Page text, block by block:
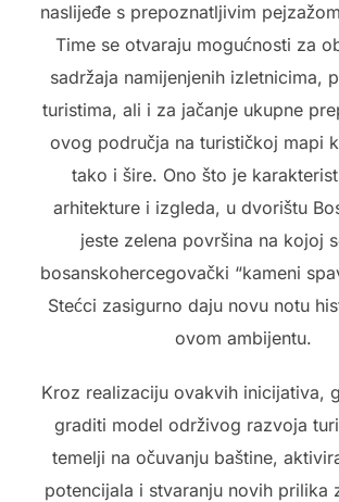
naslijeđe s prepoznatljivim
Time se otvaraju mogućnosti za
sadržaja namijenjenih izletnicima,
turistima, ali i za jačanje ukupne
ovog područja na turističkoj mapi
tako i šire. Ono što je
arhitekture i izgleda, u dvorištu
jeste zelena površina na kojoj
bosanskohercegovački “kameni
Stećci zasigurno daju novu notu
ovom ambijentu.
Kroz realizaciju ovakvih inicijativa,
graditi model održivog razvoja
temelji na očuvanju baštine,
potencijala i stvaranju novih prilika